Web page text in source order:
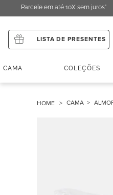
Parcele em até 10X sem juros*
LISTA DE PRESENTES
CAMA COLEÇÕES
CAMA